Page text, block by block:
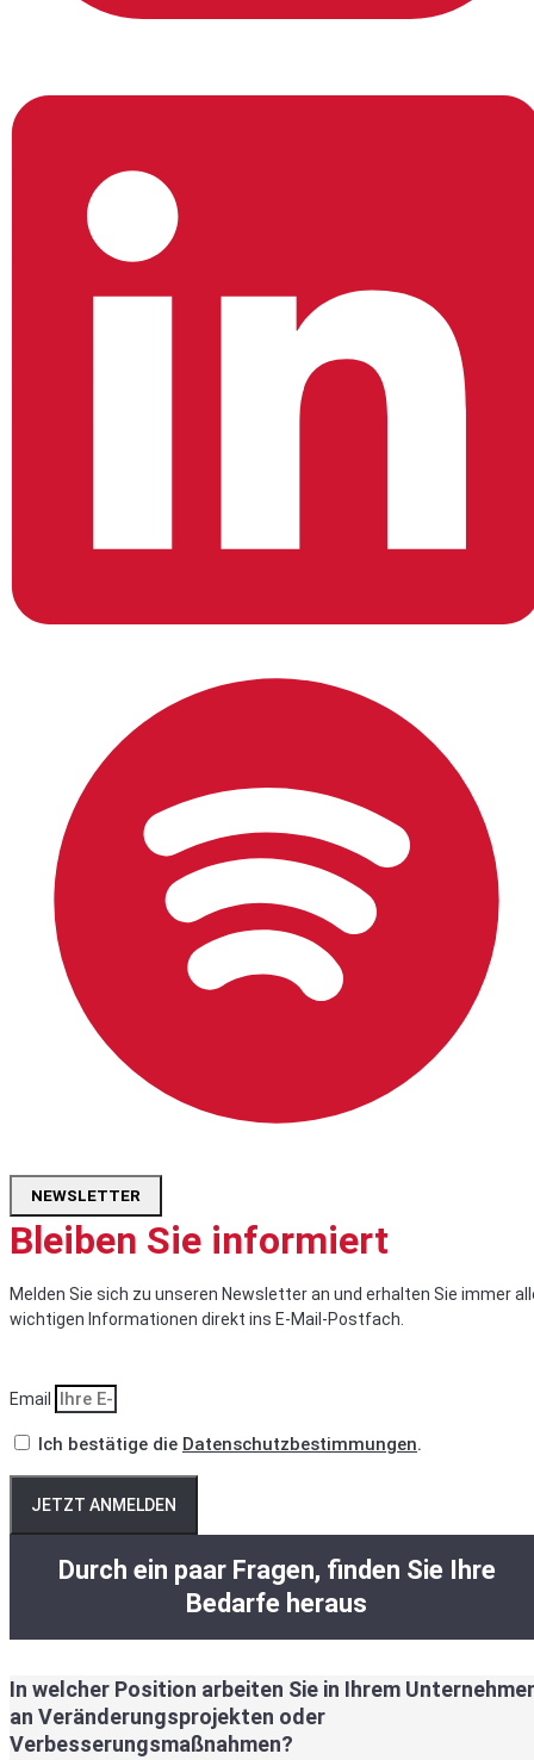
NEWSLETTER
Bleiben Sie informiert
Melden Sie sich zu unseren Newsletter an und erhalten Sie immer
wichtigen Informationen direkt ins E-Mail-Postfach.
Email
Ich bestätige die Datenschutzbestimmungen.
JETZT ANMELDEN
Durch ein paar Fragen, finden Sie Ihre
Bedarfe heraus
In welcher Position arbeiten Sie in Ihrem
an Veränderungsprojekten oder
Verbesserungsmaßnahmen?